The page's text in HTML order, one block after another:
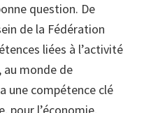
question. De
de la Fédération
liées à l’activité
au monde de
une compétence clé